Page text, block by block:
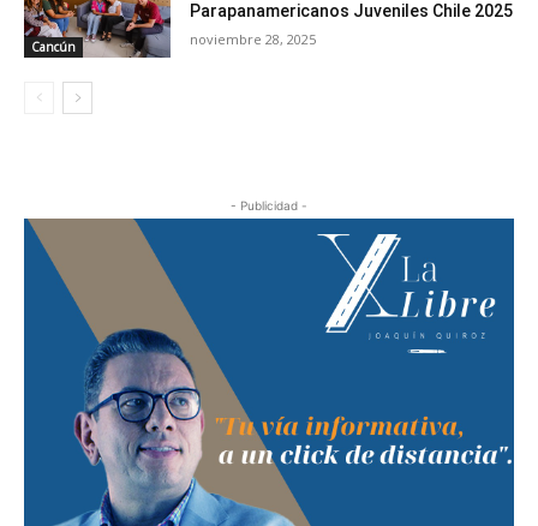
Cancún
Parapanamericanos Juveniles Chile 2025
noviembre 28, 2025
- Publicidad -